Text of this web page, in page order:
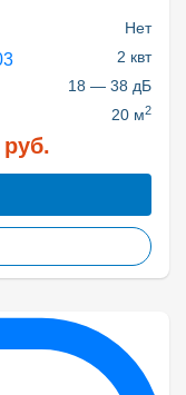
Нет
2 квт
18 — 38 дБ
20 м2
руб.